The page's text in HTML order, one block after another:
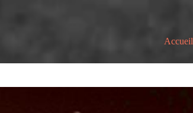
Accueil